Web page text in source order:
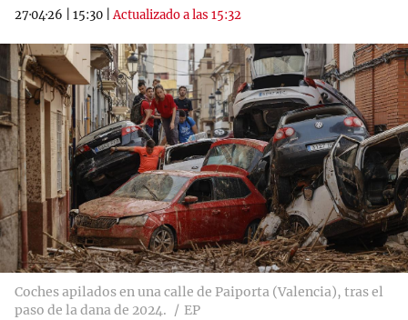
27·04·26
15:30 |Actualizado a las 15:32
Coches apilados en una calle de Paiporta (Valencia), tras el
paso de la dana de 2024.
EP